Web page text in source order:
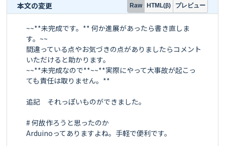
本文の変更 Raw HTML(β) プレビュー
~~**未完成です。** 何か進展があったら書き直しま
す。~~
間違っている点やお気づきの点がありましたらコメント
いただけると助かります。
~~**未完成なので**~~**実際にやって大事故が起こっ
ても責任は取りません。**
追記　それっぽいものができました。
# 何故作ろうと思ったのか
Arduinoってありますよね。手軽で便利です。